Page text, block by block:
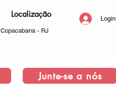
Localização
Copacabana - RJ
Login
Junte-se a nós